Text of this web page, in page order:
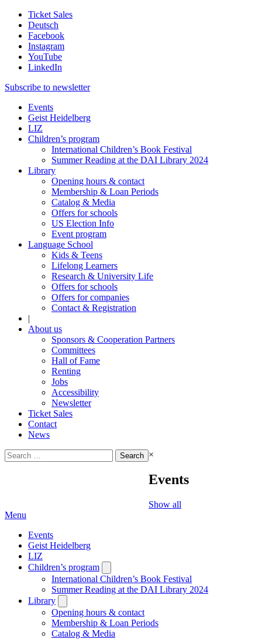
Ticket Sales
Deutsch
Facebook
Instagram
YouTube
LinkedIn
Subscribe to newsletter
Events
Geist Heidelberg
LIZ
Children’s program
International Children’s Book Festival
Summer Reading at the DAI Library 2024
Library
Opening hours & contact
Membership & Loan Periods
Catalog & Media
Offers for schools
US Election Info
Event program
Language School
Kids & Teens
Lifelong Learners
Research & University Life
Offers for schools
Offers for companies
Contact & Registration
|
About us
Sponsors & Cooperation Partners
Committees
Hall of Fame
Renting
Jobs
Accessibility
Newsletter
Ticket Sales
Contact
News
Search
for:
×
Events
Show all
Menu
Events
Geist Heidelberg
LIZ
Children’s program
submenu
International Children’s Book Festival
Summer Reading at the DAI Library 2024
Library
submenu
Opening hours & contact
Membership & Loan Periods
Catalog & Media